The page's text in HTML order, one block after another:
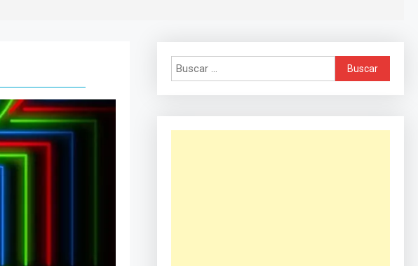
Buscar: